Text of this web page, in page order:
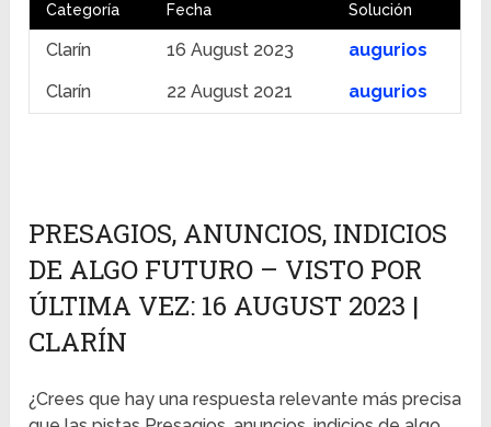
Categoría Fecha Solución
Clarín 16 August 2023
augurios
Clarín
22 August 2021 augurios
PRESAGIOS, ANUNCIOS, INDICIOS
DE ALGO FUTURO – VISTO POR
ÚLTIMA VEZ: 16 AUGUST 2023 |
CLARÍN
¿Crees que hay una respuesta relevante más precisa